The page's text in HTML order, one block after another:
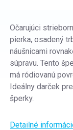
Očarujúci
pierka, osadený
náušnicami
súpravu. Tento
má ródiovanú
Ideálny darček
šperky.
Detailné